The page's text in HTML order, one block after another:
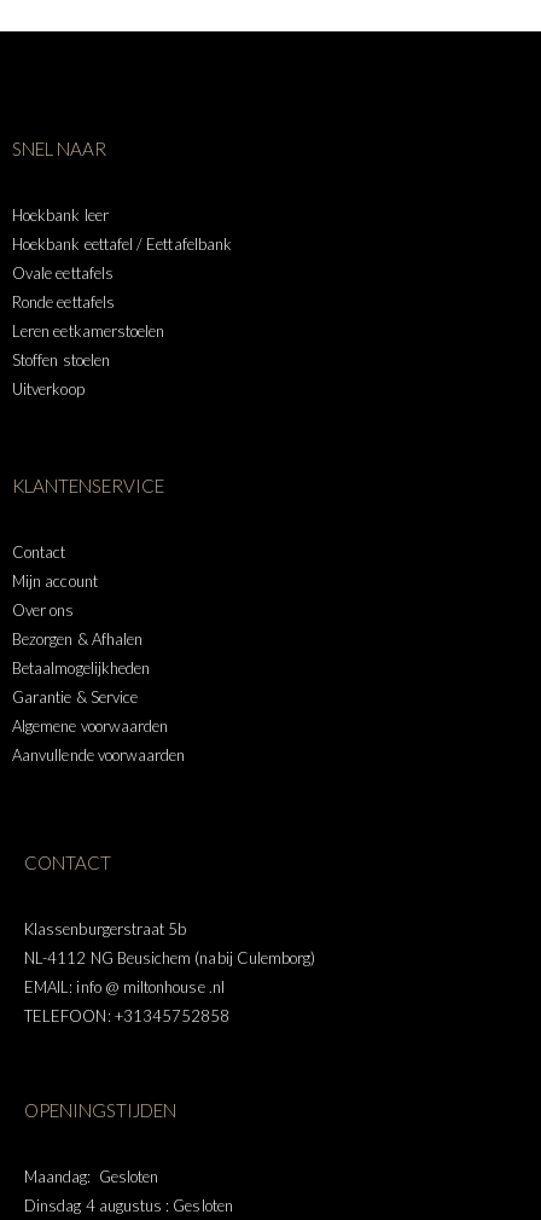
SNEL NAAR
Hoekbank leer
Hoekbank eettafel / Eettafelbank
Ovale eettafels
Ronde eettafels
Leren eetkamerstoelen
Stoffen stoelen
Uitverkoop
KLANTENSERVICE
Contact
Mijn account
Over ons
Bezorgen & Afhalen
Betaalmogelijkheden
Garantie & Service
Algemene voorwaarden
Aanvullende voorwaarden
CONTACT
Klassenburgerstraat 5b
NL-4112 NG Beusichem (nabij Culemborg)
EMAIL: info @ miltonhouse .nl
TELEFOON: +31345752858
OPENINGSTIJDEN
Maandag: Gesloten
Dinsdag 4 augustus : Gesloten